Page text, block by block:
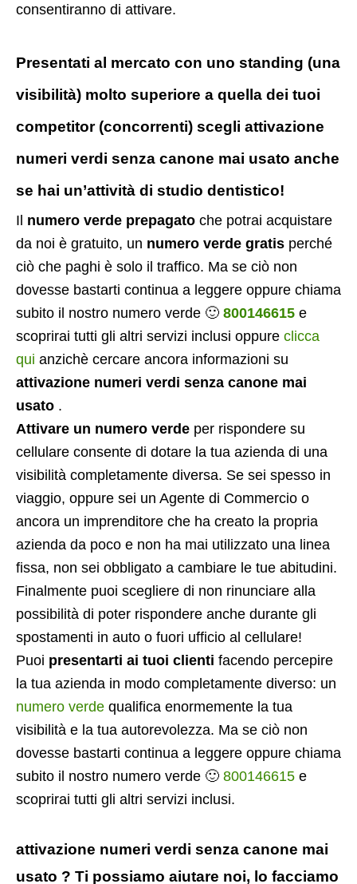
consentiranno di attivare.
Presentati al mercato con uno standing (una
visibilità) molto superiore a quella dei tuoi
competitor (concorrenti) scegli attivazione
numeri verdi senza canone mai usato anche
se hai un’attività di studio dentistico!
Il numero verde prepagato che potrai acquistare
da noi è gratuito, un numero verde gratis perché
ciò che paghi è solo il traffico. Ma se ciò non
dovesse bastarti continua a leggere oppure chiama
subito il nostro numero verde 🙂 800146615 e
scoprirai tutti gli altri servizi inclusi oppure clicca
qui anzichè cercare ancora informazioni su
attivazione numeri verdi senza canone mai
usato .
Attivare un numero verde per rispondere su
cellulare consente di dotare la tua azienda di una
visibilità completamente diversa. Se sei spesso in
viaggio, oppure sei un Agente di Commercio o
ancora un imprenditore che ha creato la propria
azienda da poco e non ha mai utilizzato una linea
fissa, non sei obbligato a cambiare le tue abitudini.
Finalmente puoi scegliere di non rinunciare alla
possibilità di poter rispondere anche durante gli
spostamenti in auto o fuori ufficio al cellulare!
Puoi presentarti ai tuoi clienti facendo percepire
la tua azienda in modo completamente diverso: un
numero verde qualifica enormemente la tua
visibilità e la tua autorevolezza. Ma se ciò non
dovesse bastarti continua a leggere oppure chiama
subito il nostro numero verde 🙂 800146615 e
scoprirai tutti gli altri servizi inclusi.
attivazione numeri verdi senza canone mai
usato ? Ti possiamo aiutare noi, lo facciamo